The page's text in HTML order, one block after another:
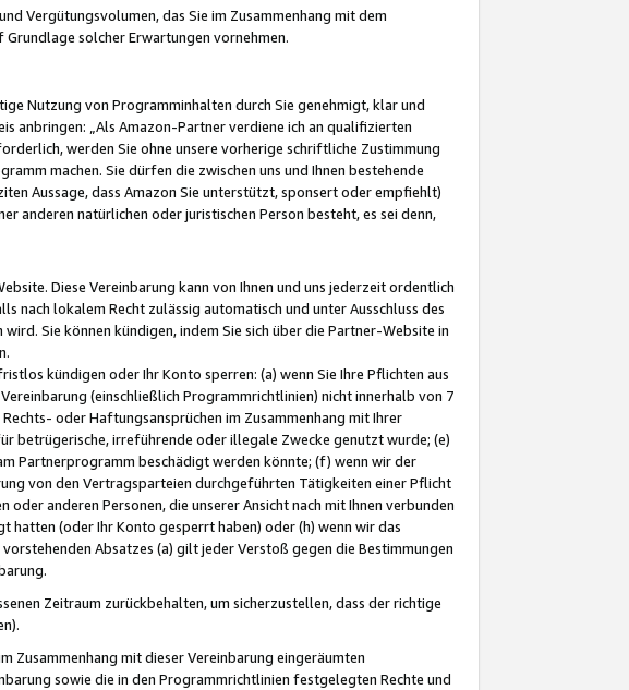
Vergütungsvolumen, das Sie im Zusammenhang mit dem
solcher Erwartungen vornehmen.
Nutzung von Programminhalten durch Sie genehmigt, klar und
anbringen: „Als Amazon-Partner verdiene ich an qualifizierten
werden Sie ohne unsere vorherige schriftliche Zustimmung
machen. Sie dürfen die zwischen uns und Ihnen bestehende
Aussage, dass Amazon Sie unterstützt, sponsert oder empfiehlt)
anderen natürlichen oder juristischen Person besteht, es sei denn,
Diese Vereinbarung kann von Ihnen und uns jederzeit ordentlich
nach lokalem Recht zulässig automatisch und unter Ausschluss des
Sie können kündigen, indem Sie sich über die Partner-Website in
kündigen oder Ihr Konto sperren: (a) wenn Sie Ihre Pflichten aus
(einschließlich Programmrichtlinien) nicht innerhalb von 7
oder Haftungsansprüchen im Zusammenhang mit Ihrer
betrügerische, irreführende oder illegale Zwecke genutzt wurde; (e)
Partnerprogramm beschädigt werden könnte; (f) wenn wir der
von den Vertragsparteien durchgeführten Tätigkeiten einer Pflicht
anderen Personen, die unserer Ansicht nach mit Ihnen verbunden
hatten (oder Ihr Konto gesperrt haben) oder (h) wenn wir das
Absatzes (a) gilt jeder Verstoß gegen die Bestimmungen
Zeitraum zurückbehalten, um sicherzustellen, dass der richtige
Zusammenhang mit dieser Vereinbarung eingeräumten
sowie die in den Programmrichtlinien festgelegten Rechte und